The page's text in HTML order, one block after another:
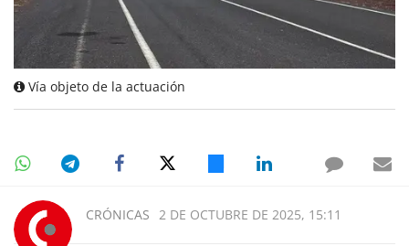
Vía objeto de la actuación
CRÓNICAS 2 DE OCTUBRE DE 2025, 15:11